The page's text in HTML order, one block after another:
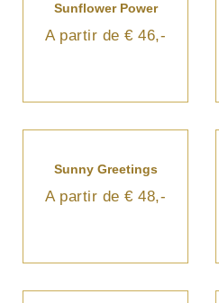
Sunflower Power
A partir de € 46,-
Sunny Greetings
A partir de € 48,-